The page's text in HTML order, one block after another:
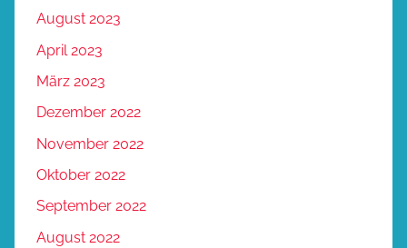
August 2023
April 2023
März 2023
Dezember 2022
November 2022
Oktober 2022
September 2022
August 2022